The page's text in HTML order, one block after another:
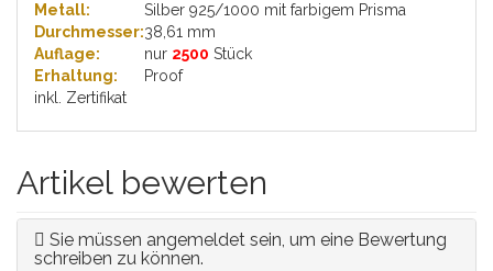
Metall:
Silber 925/1000 mit farbigem Prisma
Durchmesser:38,61 mm
Auflage:
nur 2500 Stück
Erhaltung:
Proof
inkl. Zertifikat
Artikel bewerten
Sie müssen angemeldet sein, um eine Bewertung
schreiben zu können.